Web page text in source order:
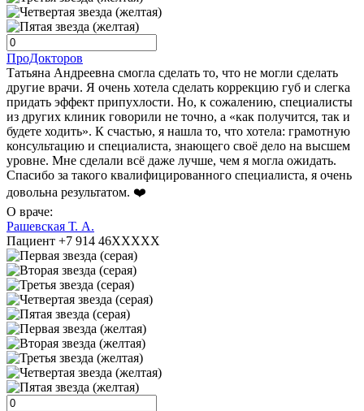
ПроДокторов
Татьяна Андреевна смогла сделать то, что не могли сделать
другие врачи. Я очень хотела сделать коррекцию губ и слегка
придать эффект припухлости. Но, к сожалению, специалисты
из других клиник говорили не точно, а «как получится, так и
будете ходить». К счастью, я нашла то, что хотела: грамотную
консультацию и специалиста, знающего своё дело на высшем
уровне. Мне сделали всё даже лучше, чем я могла ожидать.
Спасибо за такого квалифицированного специалиста, я очень
довольна результатом. ❤️
О враче:
Рашевская Т. А.
Пациент +7 914 46XXXXX